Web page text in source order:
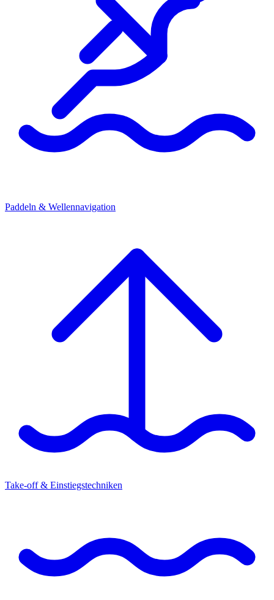
Paddeln & Wellennavigation
Take-off & Einstiegstechniken